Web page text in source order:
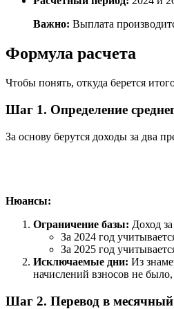
Важно: Выплата
Формула расчета
Чтобы понять, откуда берется
Шаг 1. Определение
За основу берутся доходы за два
Нюансы:
Ограничение базы: Доход
За 2024 год
За 2025 год
Исключаемые дни: Из
начислений взносов не
Шаг 2. Перевод в месячный